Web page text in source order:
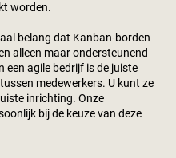
worden.
belang dat Kanban-borden
alleen maar ondersteunend
een agile bedrijf is de juiste
medewerkers. U kunt ze
inrichting. Onze
bij de keuze van deze